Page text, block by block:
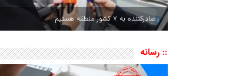
صادرکننده به ۷ کشور منطقه هستیم
:: رسانه